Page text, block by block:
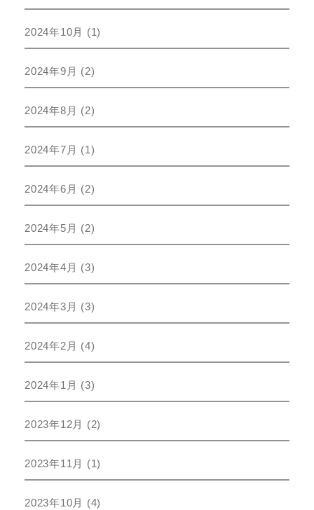
2024年10月 (1)
2024年9月 (2)
2024年8月 (2)
2024年7月 (1)
2024年6月 (2)
2024年5月 (2)
2024年4月 (3)
2024年3月 (3)
2024年2月 (4)
2024年1月 (3)
2023年12月 (2)
2023年11月 (1)
2023年10月 (4)